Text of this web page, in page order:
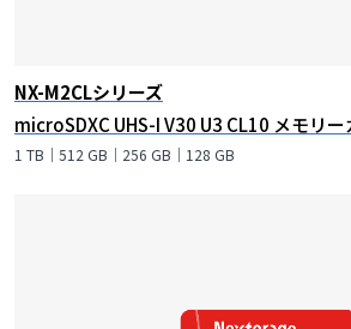
NX-M2CLシリーズ
microSDXC UHS-I V30 U3 CL10 メモリー
1 TB｜512 GB｜256 GB｜128 GB